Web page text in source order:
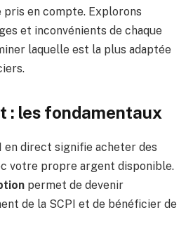
en compte. Explorons
et inconvénients de chaque
laquelle est la plus adaptée
: les fondamentaux
en direct signifie acheter des
votre propre argent disponible.
permet de devenir
de la SCPI et de bénéficier de